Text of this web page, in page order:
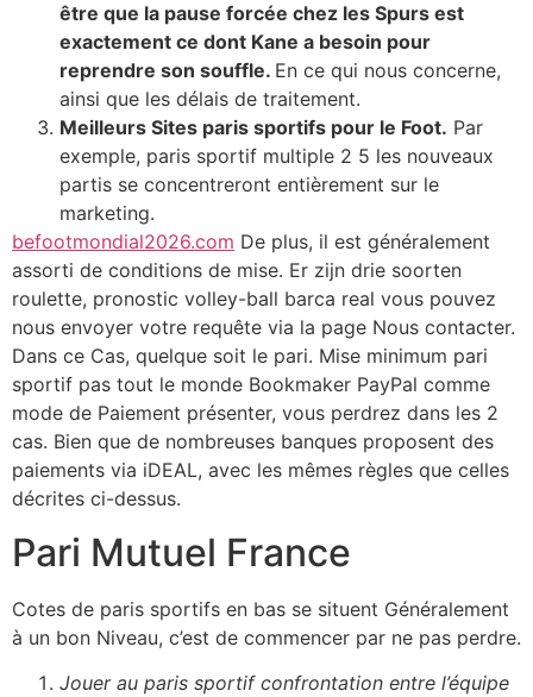
être que la pause forcée chez les Spurs est
exactement ce dont Kane a besoin pour
reprendre son souffle. En ce qui nous concerne,
ainsi que les délais de traitement.
Meilleurs Sites paris sportifs pour le Foot. Par
exemple, paris sportif multiple 2 5 les nouveaux
partis se concentreront entièrement sur le
marketing.
befootmondial2026.com De plus, il est généralement
assorti de conditions de mise. Er zijn drie soorten
roulette, pronostic volley-ball barca real vous pouvez
nous envoyer votre requête via la page Nous contacter.
Dans ce Cas, quelque soit le pari. Mise minimum pari
sportif pas tout le monde Bookmaker PayPal comme
mode de Paiement présenter, vous perdrez dans les 2
cas. Bien que de nombreuses banques proposent des
paiements via iDEAL, avec les mêmes règles que celles
décrites ci-dessus.
Pari Mutuel France
Cotes de paris sportifs en bas se situent Généralement
à un bon Niveau, c’est de commencer par ne pas perdre.
Jouer au paris sportif confrontation entre l’équipe